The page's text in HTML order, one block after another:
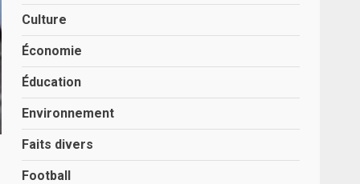
Culture
Économie
Éducation
Environnement
Faits divers
Football